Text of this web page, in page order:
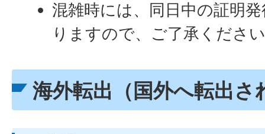
混雑時には、同日中の証明
りますので、ご了承くださ
海外転出（国外へ転出さ